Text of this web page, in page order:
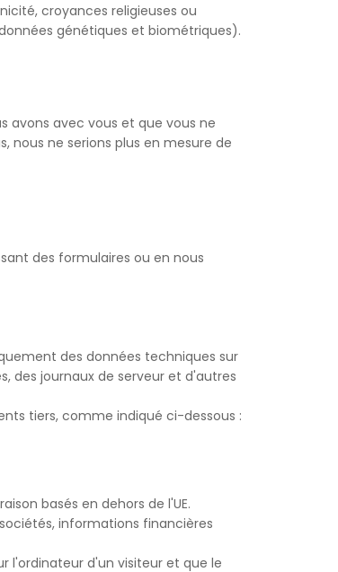
croyances religieuses ou
génétiques et biométriques).
avons avec vous et que vous ne
nous ne serions plus en mesure de
des formulaires ou en nous
des données techniques sur
des journaux de serveur et d'autres
tiers, comme indiqué ci-dessous :
basés en dehors de l'UE.
informations financières
l'ordinateur d'un visiteur et que le